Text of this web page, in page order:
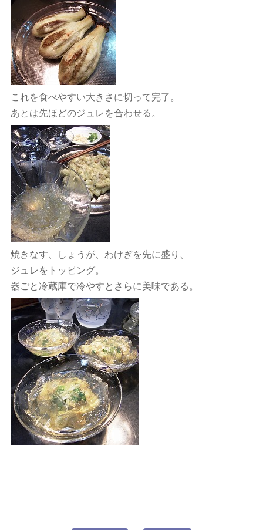
これを食べやすい大きさに切って完了。
あとは先ほどのジュレを合わせる。
焼きなす、しょうが、わけぎを先に盛り、
ジュレをトッピング。
器ごと冷蔵庫で冷やすとさらに美味である。